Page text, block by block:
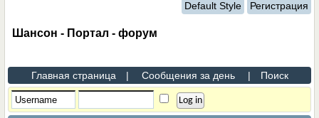
Default Style Регистрация
Шансон - Портал - форум
Главная страница | Сообщения за день | Поиск